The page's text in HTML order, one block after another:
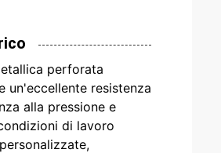
perforata
un'eccellente resistenza
alla pressione e
di lavoro